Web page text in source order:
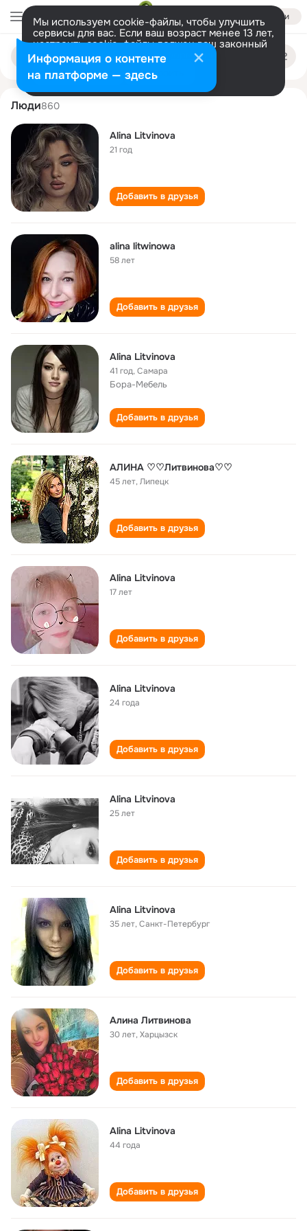
Войти
Мы используем cookie-файлы, чтобы улучшить
сервисы для вас. Если ваш возраст менее 13 лет,
настроить cookie-файлы должен ваш законный
представитель. Больше информации
Разрешить все Настроить
Поиск
людям
alina litvinova
Люди860
Alina Litvinova
21 год
Добавить в друзья
alina litwinowa
58 лет
Добавить в друзья
Alina Litvinova
41 год,Самара
Бора-Мебель
Добавить в друзья
АЛИНА ♡♡Литвинова♡♡
45 лет,Липецк
Добавить в друзья
Alina Litvinova
17 лет
Добавить в друзья
Alina Litvinova
24 года
Добавить в друзья
Alina Litvinova
25 лет
Добавить в друзья
Alina Litvinova
35 лет,Санкт-Петербург
Добавить в друзья
Алина Литвинова
30 лет,Харцызск
Добавить в друзья
Alina Litvinova
44 года
Добавить в друзья
Информация о контенте
на платформе — здесь